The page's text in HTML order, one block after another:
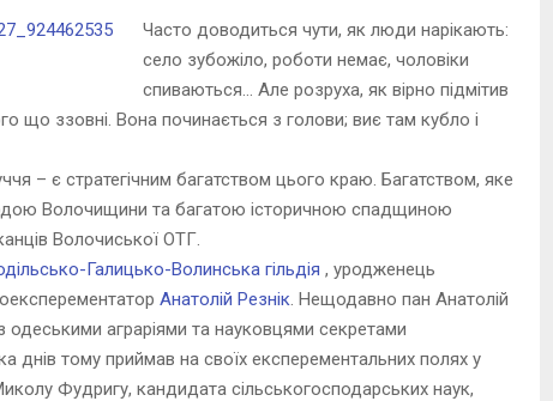
Часто доводиться чути, як люди нарікають:
село зубожіло, роботи немає, чоловіки
спиваються… Але розруха, як вірно підмітив
що ззовні. Вона починається з голови; виє там кубло і
– є стратегічним багатством цього краю. Багатством, яке
Волочищини та багатою історичною спадщиною
Волочиської ОТГ.
Галицько-Волинська гільдія , уродженець
Анатолій Резнік . Нещодавно пан Анатолій
одеськими аграріями та науковцями секретами
днів тому приймав на своїх експерементальних полях у
Фудригу, кандидата сільськогосподарських наук,